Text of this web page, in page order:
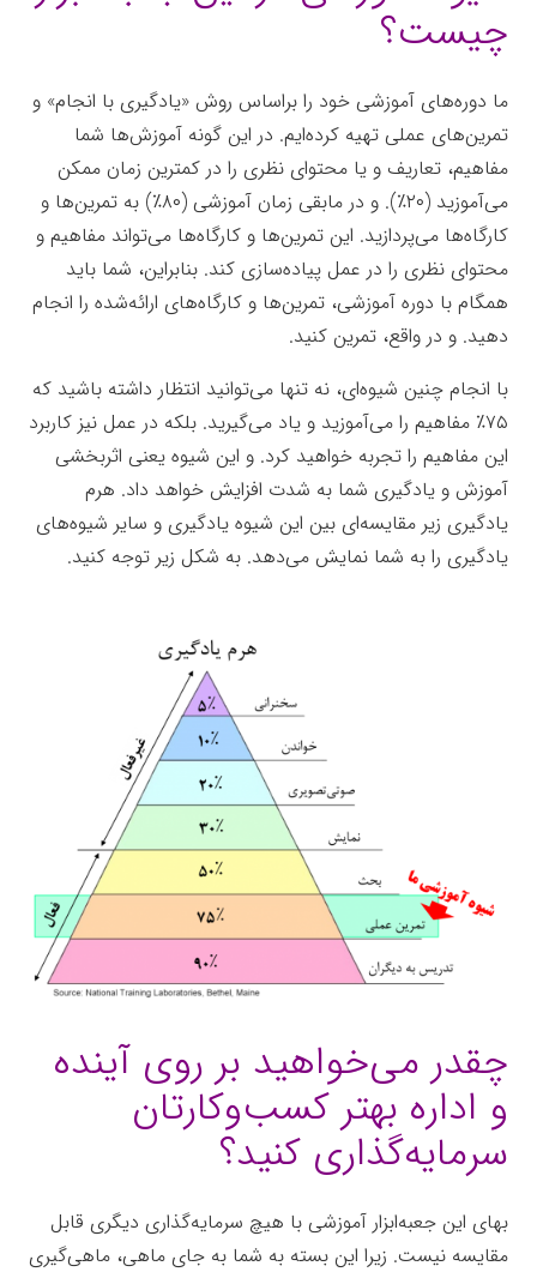
چیست؟
ما دوره‌های آموزشی خود را براساس روش «یادگیری با انجام» و
تمرین‌های عملی تهیه کرده‌ایم. در این گونه آموزش‌ها شما
مفاهیم، تعاریف و یا محتوای نظری را در کمترین زمان ممکن
می‌آموزید (۲۰٪). و در مابقی زمان آموزشی (۸۰٪) به تمرین‌ها و
کارگاه‌ها می‌پردازید. این تمرین‌ها و کارگاه‌ها می‌تواند مفاهیم و
محتوای نظری را در عمل پیاده‌سازی کند. بنابراین، شما باید
همگام با دوره آموزشی، تمرین‌ها و کارگاه‌های ارائه‌شده را انجام
دهید. و در واقع، تمرین کنید.
با انجام چنین شیوه‌ای، نه تنها می‌توانید انتظار داشته باشید که
۷۵٪ مفاهیم را می‌‌آموزید و یاد می‌گیرید. بلکه در عمل نیز کاربرد
این مفاهیم را تجربه خواهید کرد. و این شیوه یعنی اثربخشی
آموزش و یادگیری شما به شدت افزایش خواهد داد. هرم
یادگیری زیر مقایسه‌ای بین این شیوه یادگیری و سایر شیوه‌های
یادگیری را به شما نمایش می‌دهد. به شکل زیر توجه کنید.
چقدر می‌خواهید بر روی آینده
و اداره بهتر کسب‌وکارتان
سرمایه‌گذاری کنید؟
بهای این جعبه‌ابزار آموزشی با هیچ سرمایه‌گذاری دیگری قابل
مقایسه نیست. زیرا این بسته به شما به جای ماهی، ماهی‌گیری